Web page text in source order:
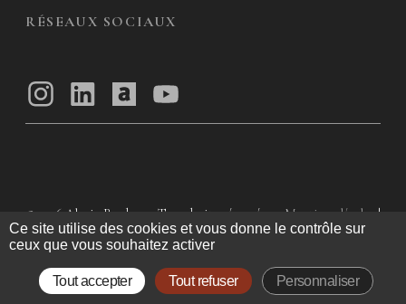
RÉSEAUX SOCIAUX
© 2026 Alexis Bordes — Tous droits réservés Mentions légales
|
Politique de confidentialité |Conditions Générales d’utilisation
Conditions Générales de Vente
Ce site utilise des cookies et vous donne le contrôle sur
ceux que vous souhaitez activer
Tout accepter Tout refuser Personnaliser